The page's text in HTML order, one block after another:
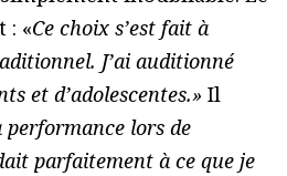
: «Ce choix s’est fait à
J’ai auditionné
et d’adolescentes.» Il
performance lors de
parfaitement à ce que je